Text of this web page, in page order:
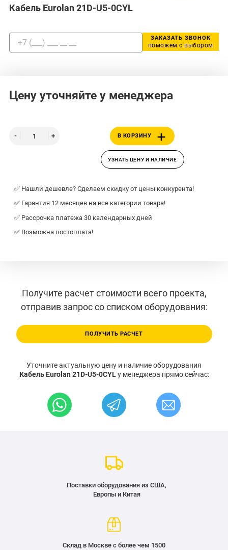
Кабель Eurolan 21D-U5-0CYL
ЗАКАЗАТЬ ЗВОНОК
поможем с выбором
Цену уточняйте у менеджера
В КОРЗИНУ
УЗНАТЬ ЦЕНУ И НАЛИЧИЕ
✅ Нашли дешевле? Сделаем скидку от цены конкурента!
✅ Гарантия 12 месяцев на все категории товара!
✅ Рассрочка платежа 30 календарных дней
✅ Возможна постоплата!
Получите расчет стоимости всего проекта,
отправив запрос со списком оборудования:
ПОЛУЧИТЬ РАСЧЕТ
Уточните актуальную цену и наличие оборудования
Кабель Eurolan 21D-U5-0CYLу менеджера прямо сейчас:
Поставки оборудования из США,
Европы и Китая
Склад в Москве с более чем 1500